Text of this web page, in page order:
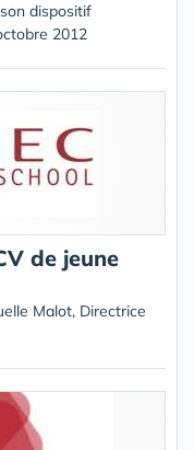
dispositif
2012
de jeune
Malot, Directrice